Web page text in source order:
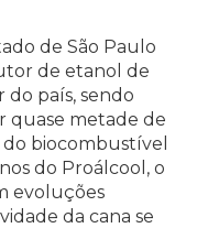
de São Paulo
de etanol de
do país, sendo
quase metade de
biocombustível
do Proálcool, o
evoluções
da cana se